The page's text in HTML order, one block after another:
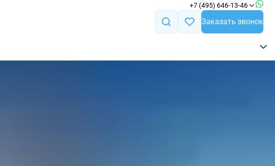
+7 (495) 646-13-46
Заказать звонок